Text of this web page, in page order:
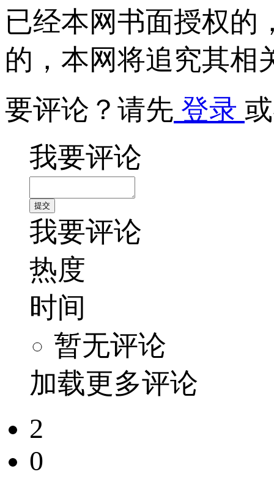
已经本网书面授权的
的，本网将追究其相
要评论？请先 登录
我要评论
我要评论
热度
时间
暂无评论
加载更多评论
2
0